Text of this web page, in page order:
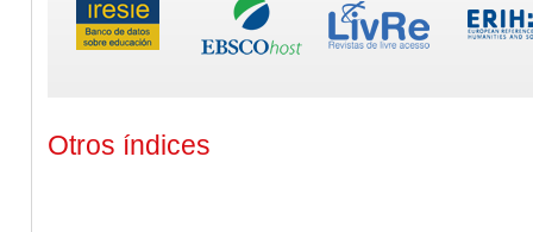
Otros índices